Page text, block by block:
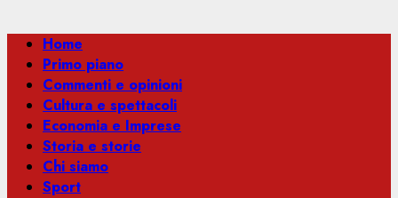
Menu
principale
Home
Primo piano
Commenti e opinioni
Cultura e spettacoli
Economia e Imprese
Storia e storie
Chi siamo
Sport